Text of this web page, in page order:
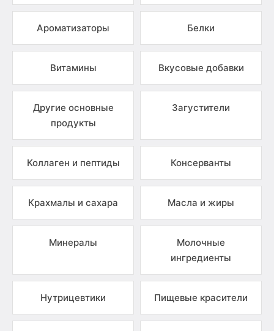
Ароматизаторы Белки
Витамины Вкусовые добавки
Другие основные
продукты
Загустители
Коллаген и пептиды Консерванты
Крахмалы и сахара Масла и жиры
Минералы
Молочные
ингредиенты
Нутрицевтики Пищевые красители